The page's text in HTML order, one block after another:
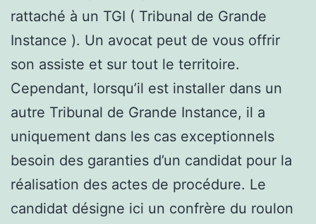
rattaché à un TGI ( Tribunal de Grande
Instance ). Un avocat peut de vous offrir
son assiste et sur tout le territoire.
Cependant, lorsqu’il est installer dans un
autre Tribunal de Grande Instance, il a
uniquement dans les cas exceptionnels
besoin des garanties d’un candidat pour la
réalisation des actes de procédure. Le
candidat désigne ici un confrère du roulon